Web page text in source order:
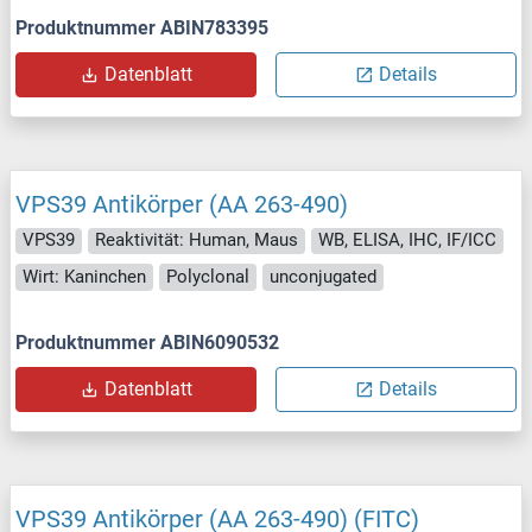
Produktnummer ABIN783395
Datenblatt Details
VPS39 Antikörper (AA 263-490)
VPS39 Reaktivität: Human, Maus
WB, ELISA, IHC, IF/ICC
Wirt: Kaninchen
Polyclonal unconjugated
Produktnummer ABIN6090532
Datenblatt Details
VPS39 Antikörper (AA 263-490) (FITC)